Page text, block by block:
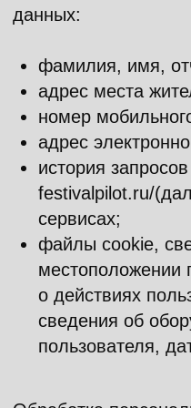
о действиях пользователя
Обработка персональных
соответствии с настоящим
осуществляться
целях (добавить, если есть
например, определение
предпочтений пользователей):
идентификация меня как
персональных данных с
заключения любых
Оператором и их
исполнения;
проведение акций,
тестирований и
установление обратной
но не ограничиваясь:
письменных запросов,